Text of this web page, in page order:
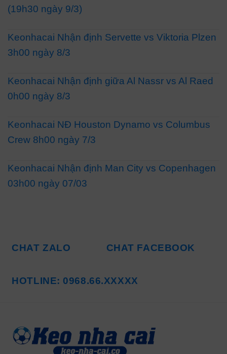
(19h30 ngày 9/3)
Keonhacai Nhận định Servette vs Viktoria Plzen
3h00 ngày 8/3
Keonhacai Nhận định giữa Al Nassr vs Al Raed
0h00 ngày 8/3
Keonhacai NĐ Houston Dynamo vs Columbus
Crew 8h00 ngày 7/3
Keonhacai Nhận định Man City vs Copenhagen
03h00 ngày 07/03
CHAT ZALO CHAT FACEBOOK
HOTLINE: 0968.66.XXXXX